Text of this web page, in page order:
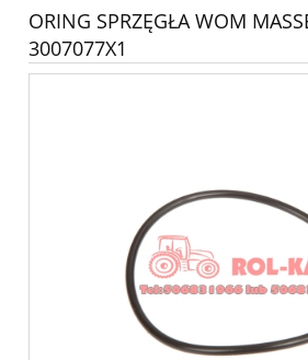
ORING SPRZĘGŁA WOM
3007077X1